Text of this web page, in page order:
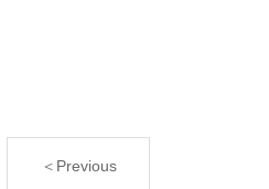
＜Previous